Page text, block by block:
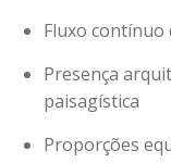
Fluxo contínuo
Presença
paisagística
Proporções